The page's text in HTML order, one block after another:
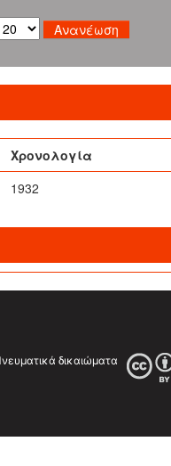
Χρονολογία
1932